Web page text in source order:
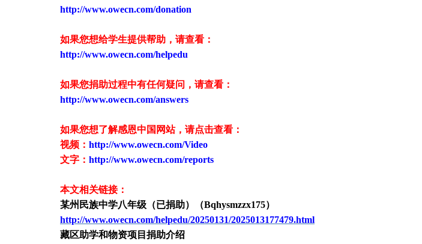
http://www.owecn.com/donation
如果您想给学生提供帮助，请查看 ：
http://www.owecn.com/helpedu
如果您捐助过程中有任何疑问，请查看 ：
http://www.owecn.com/answers
如果您想了解感恩中国网站，请点击查看：
视频： http://www.owecn.com/Video
文字： http://www.owecn.com/reports
本文相关链接：
某州民族中学八年级（已捐助）（Bqhysmzzx175）
http://www.owecn.com/helpedu/20250131/2025013177479.html
藏区助学和物资项目捐助介绍